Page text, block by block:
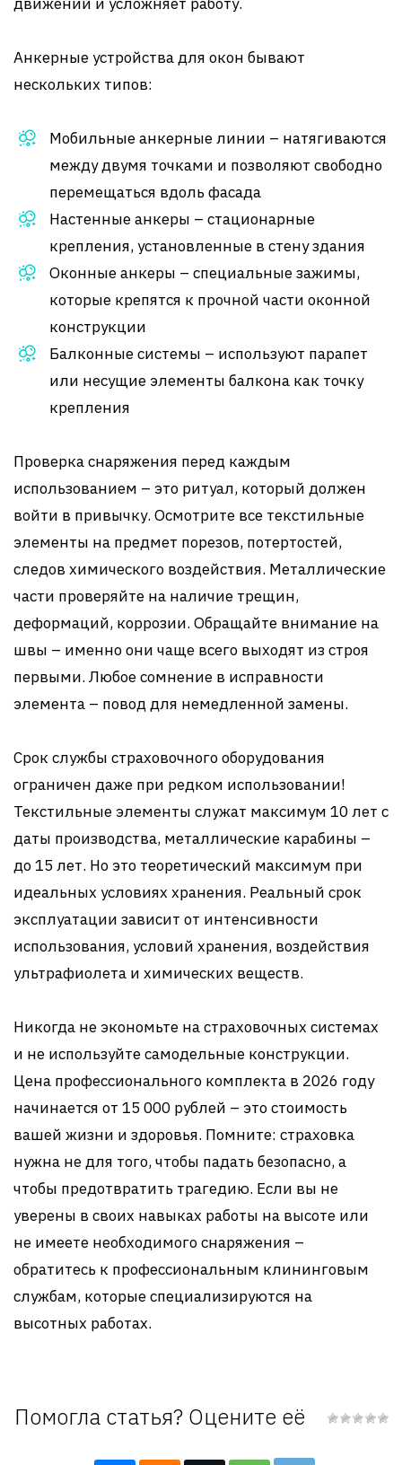
Анкерные устройства для окон бывают
нескольких типов:
Мобильные анкерные линии – натягиваются
между двумя точками и позволяют свободно
перемещаться вдоль фасада
Настенные анкеры – стационарные
крепления, установленные в стену здания
Оконные анкеры – специальные зажимы,
которые крепятся к прочной части оконной
конструкции
Балконные системы – используют парапет
или несущие элементы балкона как точку
крепления
Проверка снаряжения перед каждым
использованием – это ритуал, который должен
войти в привычку. Осмотрите все текстильные
элементы на предмет порезов, потертостей,
следов химического воздействия. Металлические
части проверяйте на наличие трещин,
деформаций, коррозии. Обращайте внимание на
швы – именно они чаще всего выходят из строя
первыми. Любое сомнение в исправности
элемента – повод для немедленной замены.
Срок службы страховочного оборудования
ограничен даже при редком использовании!
Текстильные элементы служат максимум 10 лет с
даты производства, металлические карабины –
до 15 лет. Но это теоретический максимум при
идеальных условиях хранения. Реальный срок
эксплуатации зависит от интенсивности
использования, условий хранения, воздействия
ультрафиолета и химических веществ.
Никогда не экономьте на страховочных системах
и не используйте самодельные конструкции.
Цена профессионального комплекта в 2026 году
начинается от 15 000 рублей – это стоимость
вашей жизни и здоровья. Помните: страховка
нужна не для того, чтобы падать безопасно, а
чтобы предотвратить трагедию. Если вы не
уверены в своих навыках работы на высоте или
не имеете необходимого снаряжения –
обратитесь к профессиональным клининговым
службам, которые специализируются на
высотных работах.
Помогла статья? Оцените её